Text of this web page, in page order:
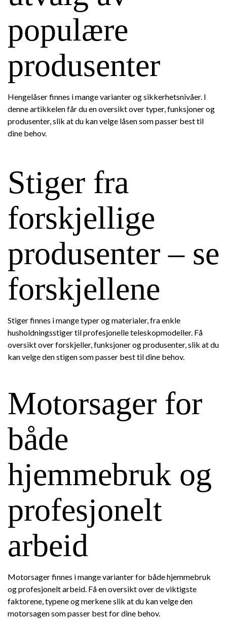
populære
produsenter
Hengelåser finnes i mange varianter og sikkerhetsnivåer. I
denne artikkelen får du en oversikt over typer, funksjoner og
produsenter, slik at du kan velge låsen som passer best til
dine behov.
Stiger fra
forskjellige
produsenter – se
forskjellene
Stiger finnes i mange typer og materialer, fra enkle
husholdningsstiger til profesjonelle teleskopmodeller. Få
oversikt over forskjeller, funksjoner og produsenter, slik at du
kan velge den stigen som passer best til dine behov.
Motorsager for
både
hjemmebruk og
profesjonelt
arbeid
Motorsager finnes i mange varianter for både hjemmebruk
og profesjonelt arbeid. Få en oversikt over de viktigste
faktorene, typene og merkene slik at du kan velge den
motorsagen som passer best for dine behov.